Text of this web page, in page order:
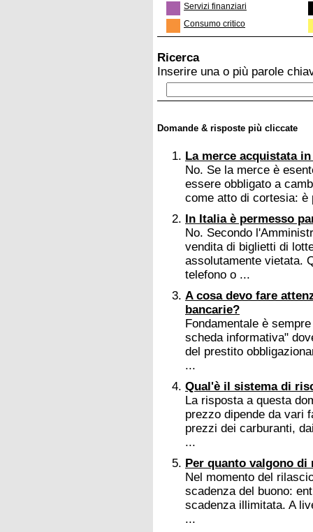
Servizi finanziari
Consumo critico
Ricerca
Inserire una o più parole
Domande & risposte più cliccate
La merce acquistata
No. Se la merce è
essere obbligato a
come atto di cortesia: è
In Italia è permesso
No. Secondo
vendita di biglietti di
assolutamente vietata.
telefono o ...
A cosa devo fare
bancarie?
Fondamentale è
scheda informativa"
del prestito
...
Qual'è il sistema di
La risposta a questa
prezzo dipende da vari
prezzi dei carburanti,
...
Per quanto valgono
Nel momento del
scadenza del buono:
scadenza illimitata. A
...